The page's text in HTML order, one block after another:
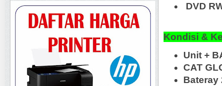
DVD
Kondisi &
Unit +
CAT
Bateray